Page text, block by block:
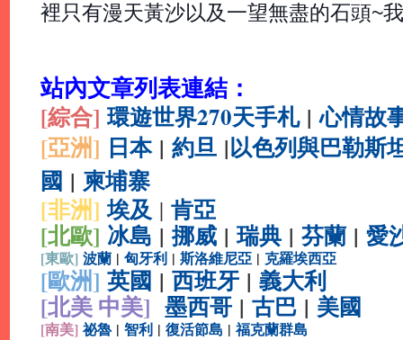
裡只有漫天黃沙以及一望無盡的石頭~
站內文章列表連結：
[綜合] 環遊世界270天手札|心情故
[亞洲] 日本 | 約旦 |以色列與巴勒斯
國 | 柬埔寨
[非洲]埃及 | 肯亞
[北歐] 冰島 | 挪威 | 瑞典 | 芬蘭 | 愛
[東歐] 波蘭 | 匈牙利 | 斯洛維尼亞 | 克羅埃西亞
[歐洲] 英國 | 西班牙 | 義大利
[北美 中美] 墨西哥 | 古巴 | 美國
[南美] 祕魯 | 智利 | 復活節島 | 福克蘭群島